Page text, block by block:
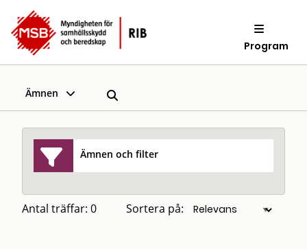
Program
Ämnen
Ämnen och filter
Antal träffar: 0 Sortera på: